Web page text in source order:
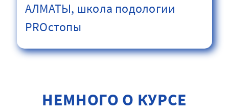
АЛМАТЫ, школа подологии
PROстопы
НЕМНОГО О КУРСЕ